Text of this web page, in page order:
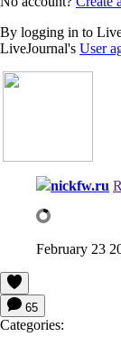
By logging in to
LiveJournal's User
nickfw.ru
February 23
65
Categories: